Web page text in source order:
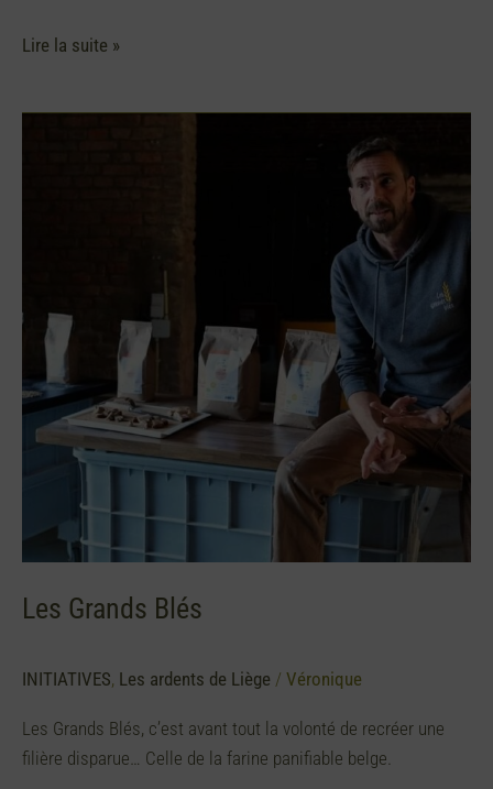
Lire la suite »
Les Grands Blés
INITIATIVES, Les ardents de Liège / Véronique
Les Grands Blés, c’est avant tout la volonté de recréer une
filière disparue… Celle de la farine panifiable belge.